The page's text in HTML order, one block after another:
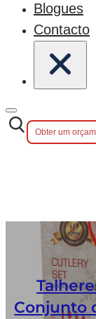
Blogues
Contacto
Obter um
Conjunto